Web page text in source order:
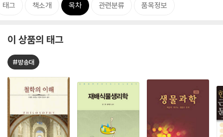
태그 책소개 목차 관련분류 품목정보
이 상품의 태그
#방송대